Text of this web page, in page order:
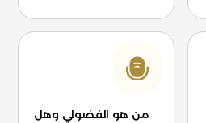
من هو الفضولي وهل